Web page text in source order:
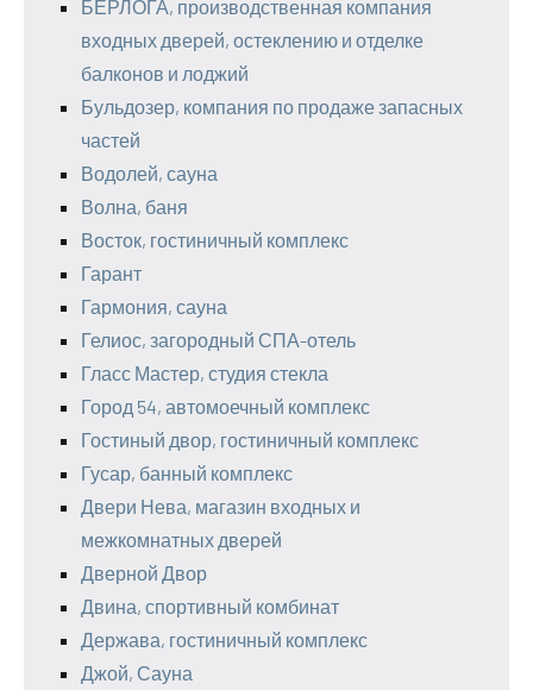
БЕРЛОГА, производственная компания
входных дверей, остеклению и отделке
балконов и лоджий
Бульдозер, компания по продаже запасных
частей
Водолей, сауна
Волна, баня
Восток, гостиничный комплекс
Гарант
Гармония, сауна
Гелиос, загородный СПА-отель
Гласс Мастер, студия стекла
Город 54, автомоечный комплекс
Гостиный двор, гостиничный комплекс
Гусар, банный комплекс
Двери Нева, магазин входных и
межкомнатных дверей
Дверной Двор
Двина, спортивный комбинат
Держава, гостиничный комплекс
Джой, Сауна